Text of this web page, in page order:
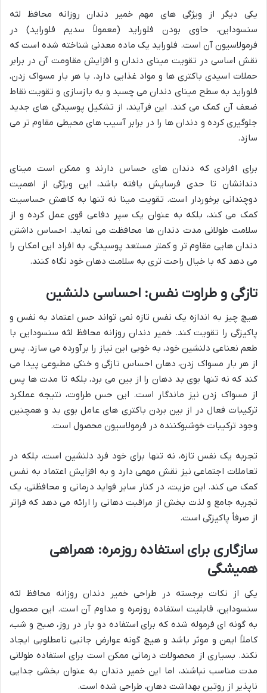
یکی دیگر از ویژگی های مهم خمیر دندان روزانه محافظ لثه
سنسوداین، حاوی بودن فلوراید (معمولاً سدیم فلوراید) در
فرمولاسیون آن است. فلوراید یک ماده معدنی شناخته شده است که
نقش اساسی در تقویت مینای دندان و افزایش مقاومت آن در برابر
حملات اسیدی باکتری ها و مواد غذایی دارد. با هر بار مسواک زدن،
فلوراید به سطح مینای دندان می چسبد و به بازسازی و تقویت نقاط
ضعف آن کمک می کند. این فرآیند، از تشکیل پوسیدگی های جدید
جلوگیری کرده و دندان ها را در برابر آسیب های محیطی مقاوم تر می
سازد.
برای افرادی که دندان های حساس دارند و ممکن است مینای
دندانشان تا حدی فرسایش یافته باشد، این ویژگی از اهمیت
دوچندانی برخوردار است. تقویت مینا نه تنها به کاهش حساسیت
کمک می کند، بلکه به عنوان یک سپر دفاعی قوی عمل کرده و از
سلامت طولانی مدت دندان ها محافظت می نماید. احساس داشتن
دندان هایی مقاوم تر و کمتر مستعد پوسیدگی، به افراد این امکان را
می دهد که با خیال راحت تری به سلامت دهان خود نگاه کنند.
تازگی و طراوت نفس: احساسی دلنشین
هیچ چیز به اندازه یک نفس تازه نمی تواند حس اعتماد به نفس و
پاکیزگی را تقویت کند. خمیر دندان روزانه محافظ لثه سنسوداین با
طعم نعناعی دلنشین خود، به خوبی این نیاز را برآورده می سازد. پس
از هر بار مسواک زدن، دهان احساس تازگی و خنکی مطبوعی پیدا می
کند که نه تنها بوی بد دهان را از بین می برد، بلکه تا مدت ها پس
از مسواک زدن نیز ماندگار است. این حس طراوت، نتیجه عملکرد
ترکیبات فعال در از بین بردن باکتری های عامل بوی بد و همچنین
وجود ترکیبات خوشبوکننده در فرمولاسیون محصول است.
تجربه یک نفس تازه، نه تنها برای خود فرد دلنشین است، بلکه در
تعاملات اجتماعی نیز نقش مهمی دارد و به افزایش اعتماد به نفس
کمک می کند. این مزیت، در کنار سایر فواید درمانی و محافظتی، یک
تجربه جامع و لذت بخش از مراقبت دهانی را ارائه می دهد که فراتر
از صرفاً پاکیزگی است.
سازگاری برای استفاده روزمره: همراهی
همیشگی
یکی از نکات برجسته در طراحی خمیر دندان روزانه محافظ لثه
سنسوداین، قابلیت استفاده روزمره و مداوم آن است. این محصول
به گونه ای فرموله شده که برای استفاده دو بار در روز، صبح و شب،
کاملاً ایمن و موثر باشد و هیچ گونه عوارض جانبی نامطلوبی ایجاد
نکند. بسیاری از محصولات درمانی ممکن است برای استفاده طولانی
مدت مناسب نباشند، اما این خمیر دندان به عنوان بخشی جدایی
ناپذیر از روتین بهداشت دهان، طراحی شده است.